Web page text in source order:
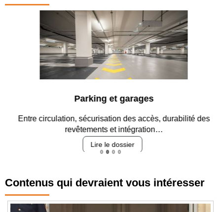
Parking et garages
Entre circulation, sécurisation des accès, durabilité des
revêtements et intégration…
Lire le dossier
Contenus qui devraient vous intéresser